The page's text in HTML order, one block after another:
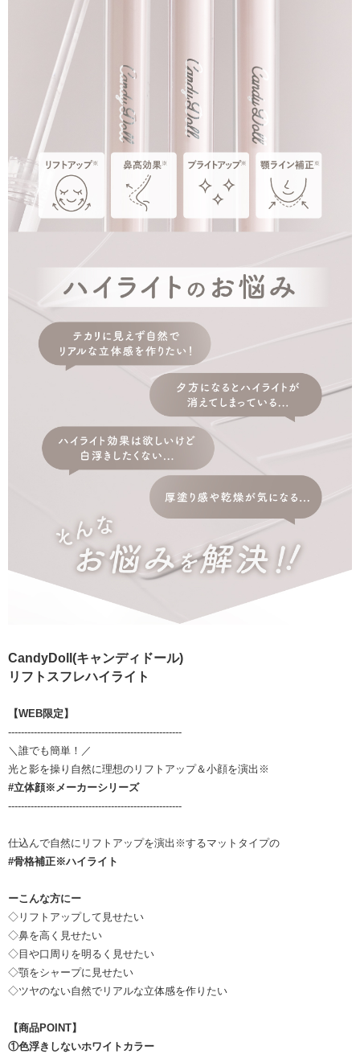
CandyDoll(キャンディドール)
リフトスフレハイライト
【WEB限定】
------------------------------------------------------
＼誰でも簡単！／
光と影を操り自然に理想のリフトアップ＆小顔を演出※
#立体顔※メーカーシリーズ
------------------------------------------------------
仕込んで自然にリフトアップを演出※するマットタイプの
#骨格補正※ハイライト
ーこんな方にー
◇リフトアップして見せたい
◇鼻を高く見せたい
◇目や口周りを明るく見せたい
◇顎をシャープに見せたい
◇ツヤのない自然でリアルな立体感を作りたい
【商品POINT】
①色浮きしないホワイトカラー